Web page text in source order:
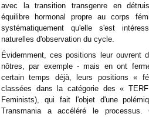
avec la transition transgenre en
équilibre hormonal propre au corps
systématiquement qu'elle s'est
naturelles d'observation du cycle.
Évidemment, ces positions leur ouvrent
nôtres, par exemple - mais en ont
certain temps déjà, leurs positions «
classées dans la catégorie des «
Feminists), qui fait l'objet d'une
Transmania a accéléré le